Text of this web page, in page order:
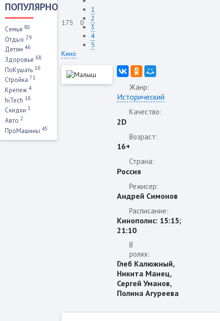
ПОПУЛЯРНО
Семья 80
Отдых 29
Детям 46
Здоровье 68
ПоКушать 16
Стройка 71
Крепеж 4
hiTech 18
Скидки 1
Авто 2
ПроМашины 45
175 0
1
2
3
4
5
Кино
Жанр:
Исторический
Качество:
2D
Возраст:
16+
Страна:
Россия
Режисер:
Андрей Симонов
Расписание:
Кинополис: 15:15;
21:10
В
ролях:
Глеб Калюжный,
Никита Манец,
Сергей Уманов,
Полина Агуреева